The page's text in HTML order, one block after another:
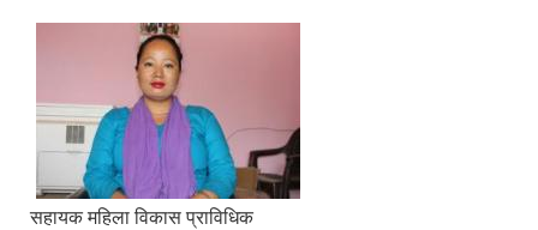
सहायक महिला विकास प्राविधिक